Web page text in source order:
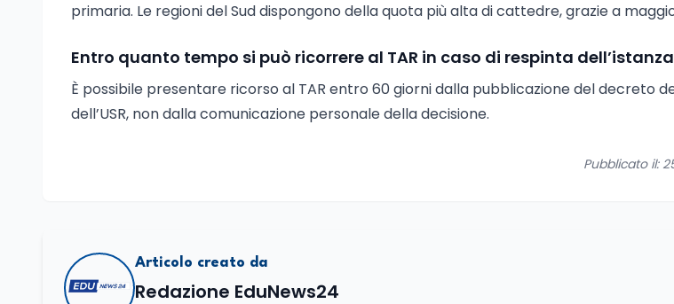
primaria. Le regioni del Sud dispongono della quota più alta di cattedre, grazie a
Entro quanto tempo si può ricorrere al TAR in caso di respinta
È possibile presentare ricorso al TAR entro 60 giorni dalla pubblicazione del decreto
dell’USR, non dalla comunicazione personale della decisione.
Pubblicato il:
Articolo creato da
Redazione EduNews24